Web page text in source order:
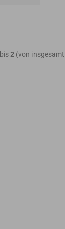
bis2 (von